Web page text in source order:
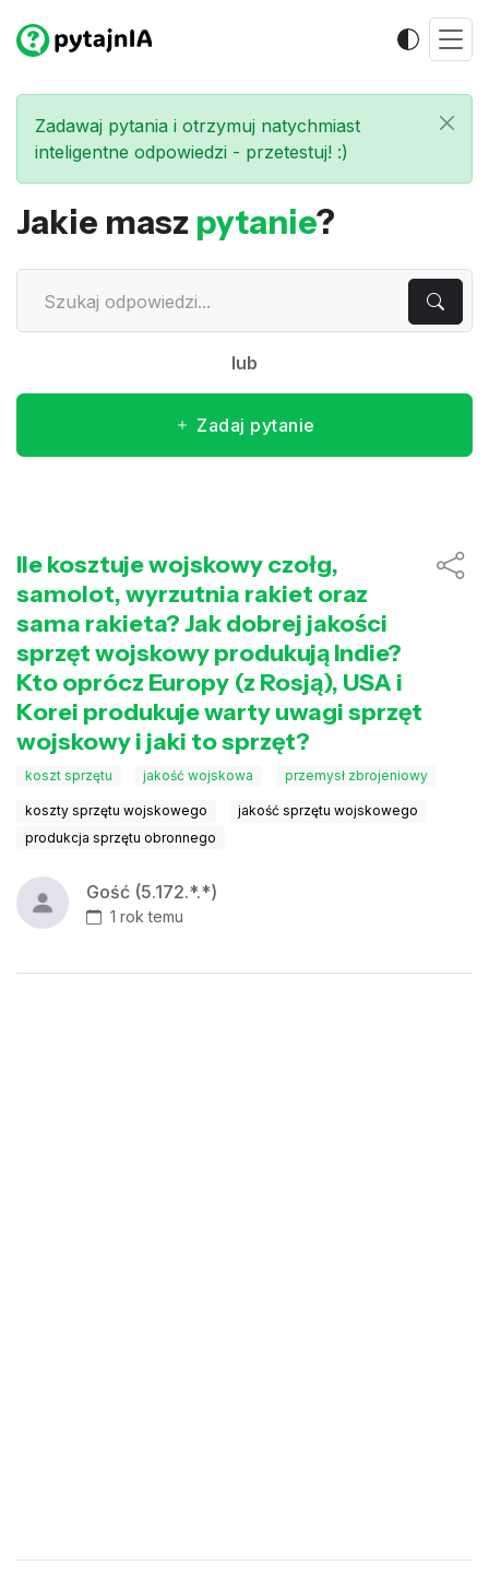
Zadawaj pytania i otrzymuj natychmiast
inteligentne odpowiedzi - przetestuj! :)
Jakie masz pytanie?
lub
Zadaj pytanie
Ile kosztuje wojskowy czołg,
samolot, wyrzutnia rakiet oraz
sama rakieta? Jak dobrej jakości
sprzęt wojskowy produkują Indie?
Kto oprócz Europy (z Rosją), USA i
Korei produkuje warty uwagi sprzęt
wojskowy i jaki to sprzęt?
koszt sprzętu jakość wojskowa przemysł zbrojeniowy
koszty sprzętu wojskowego
jakość sprzętu wojskowego
produkcja sprzętu obronnego
Gość (5.172.*.*)
1 rok temu